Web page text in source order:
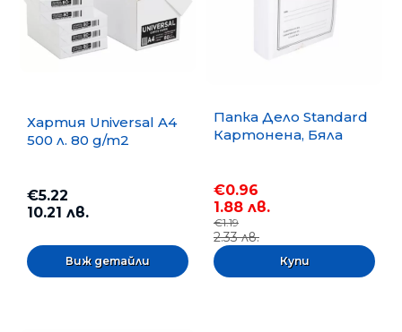
Хартия Universal A4
500 л. 80 g/m2
€5.22
10.21 лв.
Виж детайли
Папка Дело Standard
Картонена, Бяла
€0.96
1.88 лв.
€1.19
2.33 лв.